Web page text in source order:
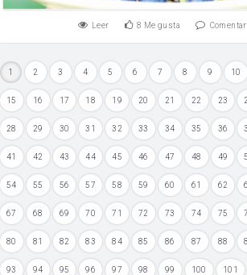
Leer 8 Me gusta Comentar
1 2 3 4 5 6 7 8 9 10
15 16 17 18 19 20 21 22 23
28 29 30 31 32 33 34 35 36
41 42 43 44 45 46 47 48 49
54 55 56 57 58 59 60 61 62
67 68 69 70 71 72 73 74 75
80 81 82 83 84 85 86 87 88
93 94 95 96 97 98 99 100 101